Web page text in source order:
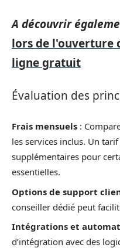
A découvrir
lors de l'ouverture
ligne gratuit
Évaluation des
Frais mensuels :
les services inclus. Un
supplémentaires pour
essentielles.
Options de support
conseiller dédié peut
Intégrations et
d’intégration avec des